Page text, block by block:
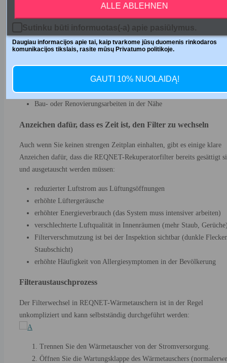
– alle 9–12 Monate
Diese Bereiche können jedoch je nach verschiedenen Faktoren variieren,
darunter:
Nutzungsintensität der Räumlichkeiten
Haustiere bleiben zu Hause
saisonale Faktoren (Pollensaison, Heizsaison)
Bau- oder Renovierungsarbeiten in der Nähe
Anzeichen dafür, dass es Zeit ist, den Filter zu wechseln
Auch wenn Sie keinen strengen Zeitplan einhalten, gibt es einige klare
Anzeichen dafür, dass die REQNET-Rekuperatorfilter bereits gesättigt
und ausgetauscht werden müssen:
reduzierter Luftstrom aus Lüftungsöffnungen
erhöhte Lüftergeräusche
erhöhter Energieverbrauch (das System muss intensiver arbeiten)
verschlechterte Luftqualität in Innenräumen (mehr Staub,
Filterverschmutzung ist bei der Inspektion sichtbar (dunkle
Staubschicht)
erhöhte Häufigkeit von Allergiesymptomen in der Bevölkerung
Filteraustauschprozess
Der Filterwechsel in REQNET-Wärmetauschern ist in der Regel
unkompliziert und kann selbstständig durchgeführt werden:
Trennen Sie den Wärmetauscher von der Stromversorgung.
Öffnen Sie die Wartungsklappe des Wärmetauschers
ALLE ABLEHNEN
Sutinku būti informuotas(-a) apie pasiūlymus.
Daugiau informacijos apie tai, kaip tvarkome jūsų duomenis rinkodaros
komunikacijos tikslais, rasite mūsų Privatumo politikoje.
GAUTI 10% NUOLAIDĄ!